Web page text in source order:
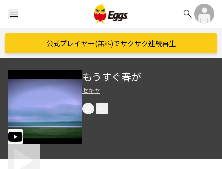
menu search
公式プレイヤー(無料)でサクサク連続再生
もうすぐ春が
セキヤ